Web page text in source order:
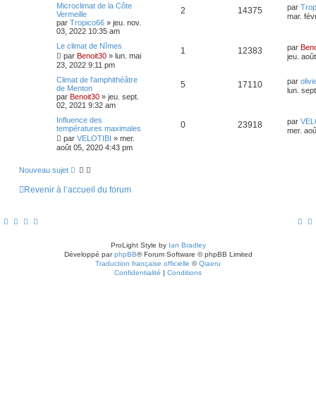
r
c
h
e
r
h
e
v
a
n
c
é
e
Microclimat de la Côte
Vermeille
par Tropico66 » jeu. nov.
03, 2022 10:35 am
2 14375 par
mar.
Le climat de Nîmes
par Benoit30 » lun. mai
23, 2022 9:11 pm
1 12383 par
jeu.
Climat de l'amphithéâtre
de Menton
par Benoit30 » jeu. sept.
02, 2021 9:32 am
5 17110 par
lun.
Influence des
températures maximales
par VELOTIBI » mer.
août 05, 2020 4:43 pm
0 23918 par
mer.
Nouveau sujet
Revenir à l’accueil du forum
ProLight Style by Ian Bradley
Développé parphpBB® Forum Software © phpBB Limited
Traduction française officielle ©Qiaeru
Confidentialité | Conditions